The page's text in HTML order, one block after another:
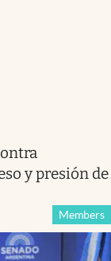
y presión de
Members